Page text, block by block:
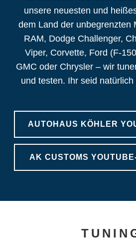
unsere neuesten und
dem Land der unbegrenzten
RAM, Dodge Challenger,
Viper, Corvette, Ford (F-
GMC oder Chrysler – wir
und testen. Ihr seid
AUTOHAUS KÖHLER
AK CUSTOMS